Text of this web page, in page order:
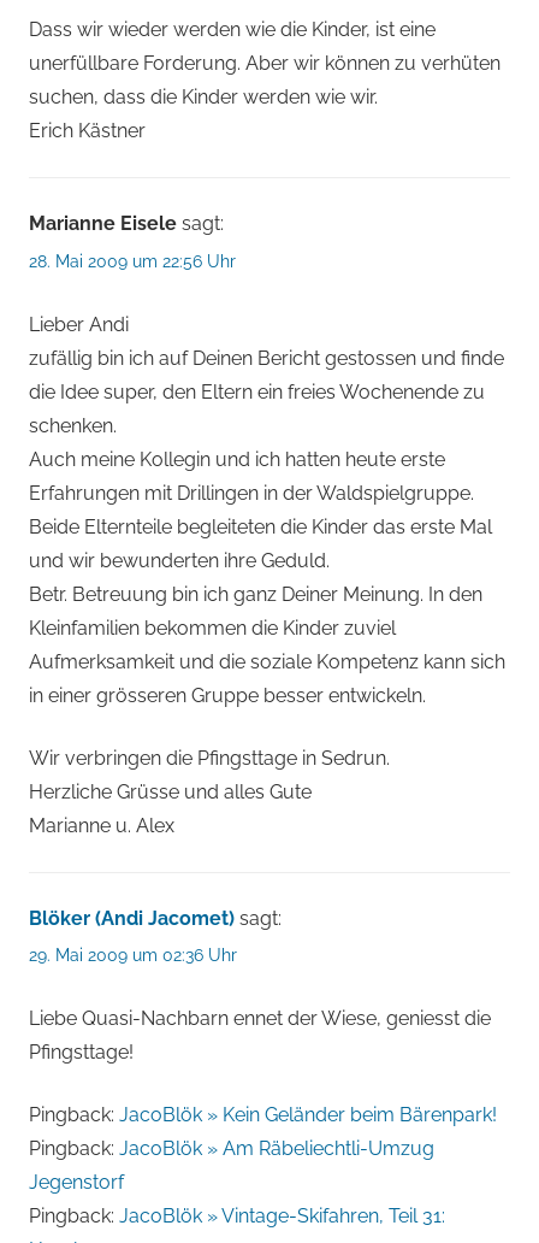
Dass wir wieder werden wie die Kinder, ist eine
unerfüllbare Forderung. Aber wir können zu verhüten
suchen, dass die Kinder werden wie wir.
Erich Kästner
Marianne Eisele sagt:
28. Mai 2009 um 22:56 Uhr
Lieber Andi
zufällig bin ich auf Deinen Bericht gestossen und finde
die Idee super, den Eltern ein freies Wochenende zu
schenken.
Auch meine Kollegin und ich hatten heute erste
Erfahrungen mit Drillingen in der Waldspielgruppe.
Beide Elternteile begleiteten die Kinder das erste Mal
und wir bewunderten ihre Geduld.
Betr. Betreuung bin ich ganz Deiner Meinung. In den
Kleinfamilien bekommen die Kinder zuviel
Aufmerksamkeit und die soziale Kompetenz kann sich
in einer grösseren Gruppe besser entwickeln.
Wir verbringen die Pfingsttage in Sedrun.
Herzliche Grüsse und alles Gute
Marianne u. Alex
Blöker (Andi Jacomet) sagt:
29. Mai 2009 um 02:36 Uhr
Liebe Quasi-Nachbarn ennet der Wiese, geniesst die
Pfingsttage!
Pingback: JacoBlök » Kein Geländer beim Bärenpark!
Pingback: JacoBlök » Am Räbeliechtli-Umzug
Jegenstorf
Pingback: JacoBlök » Vintage-Skifahren, Teil 31: